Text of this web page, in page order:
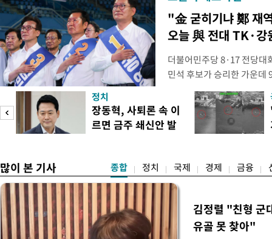
"金 굳히기냐 鄭 재
오늘 與 전대 TK·강
더불어민주당 8·17 전당대
민석 후보가 승리한 가운데
시된다. 초박빙 승부가 이
승을 이어갈지, 정청래 후
다. 1·2위 간 누적 득표율
빙 판세가 이어져, 9일 강
정치
장동혁, 사퇴론 속 이
르면 금주 쇄신안 발
많이 본 기사 종합 정치 국제 경제 금융
김정렬 "친형 군
유골 못 찾아"